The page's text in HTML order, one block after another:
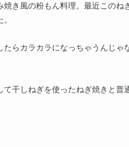
き風の粉もん料理。最近このね
らカラカラになっちゃうんじゃ
干しねぎを使ったねぎ焼きと普